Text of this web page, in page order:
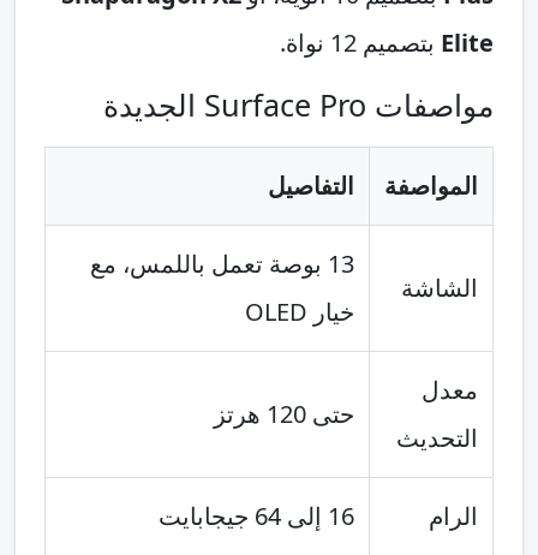
Elite بتصميم 12 نواة.
مواصفات Surface Pro الجديدة
المواصفة التفاصيل
الشاشة
13 بوصة تعمل باللمس، مع
خيار OLED
معدل
التحديث
حتى 120 هرتز
الرام 16 إلى 64 جيجابايت